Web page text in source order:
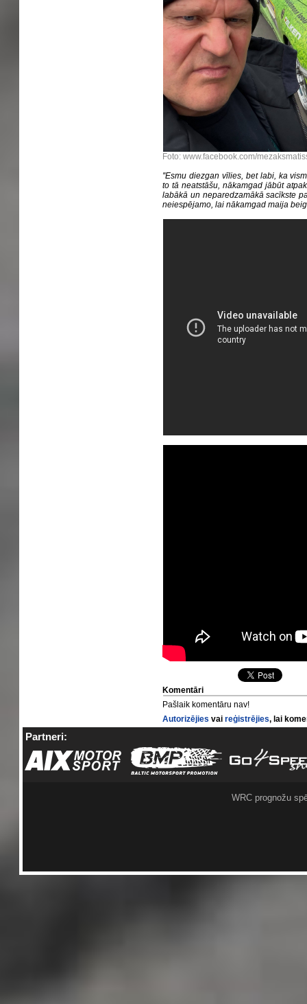
Foto: www.facebook.com/
''Esmu diezgan vīlies, bet labi, ka
to tā neatstāšu, nākamgad jābūt
labākā un neparedzamākā sacīkste
neiespējamo, lai nākamgad maija
Komentāri
Pašlaik komentāru nav!
Autorizējies vaireģistrējies, lai
Partneri:
WRC prognožu